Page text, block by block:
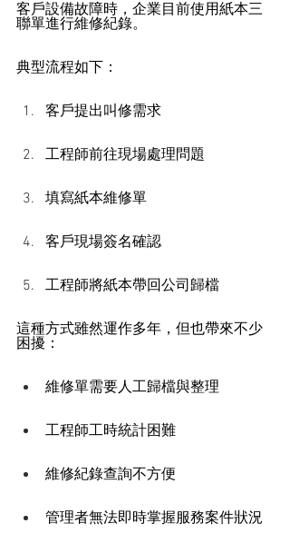
客戶設備故障時，企業目前使用紙本三
聯單進行維修紀錄。
典型流程如下：
客戶提出叫修需求
工程師前往現場處理問題
填寫紙本維修單
客戶現場簽名確認
工程師將紙本帶回公司歸檔
這種方式雖然運作多年，但也帶來不少
困擾：
維修單需要人工歸檔與整理
工程師工時統計困難
維修紀錄查詢不方便
管理者無法即時掌握服務案件狀況